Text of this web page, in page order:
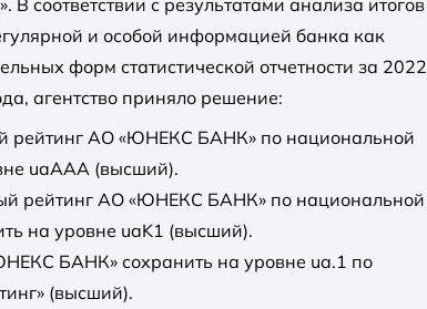
соответствии с результатами анализа итогов
и особой информацией банка как
форм статистической отчетности за 2022
агентство приняло решение:
рейтинг АО «ЮНЕКС БАНК» по национальной
uaAAА (высший).
рейтинг АО «ЮНЕКС БАНК» по национальной
на уровне uaK1 (высший).
БАНК» сохранить на уровне ua.1 по
(высший).